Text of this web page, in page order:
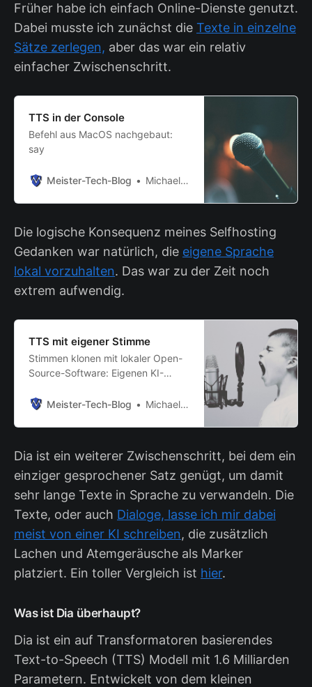
Früher habe ich einfach Online-Dienste genutzt.
Dabei musste ich zunächst die Texte in einzelne
Sätze zerlegen, aber das war ein relativ
einfacher Zwischenschritt.
TTS in der Console
Befehl aus MacOS nachgebaut:
say
Meister-Tech-Blog Michael Meister
Die logische Konsequenz meines Selfhosting
Gedanken war natürlich, die eigene Sprache
lokal vorzuhalten. Das war zu der Zeit noch
extrem aufwendig.
TTS mit eigener Stimme
Stimmen klonen mit lokaler Open-
Source-Software: Eigenen KI-
Stimme erstellen.
Meister-Tech-Blog Michael Meister
Dia ist ein weiterer Zwischenschritt, bei dem ein
einziger gesprochener Satz genügt, um damit
sehr lange Texte in Sprache zu verwandeln. Die
Texte, oder auch Dialoge, lasse ich mir dabei
meist von einer KI schreiben, die zusätzlich
Lachen und Atemgeräusche als Marker
platziert. Ein toller Vergleich ist hier.
Was ist Dia überhaupt?
Dia ist ein auf Transformatoren basierendes
Text-to-Speech (TTS) Modell mit 1.6 Milliarden
Parametern. Entwickelt von dem kleinen